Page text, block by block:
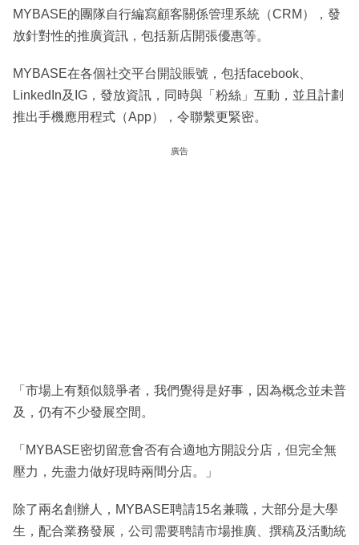
MYBASE的團隊自行編寫顧客關係管理系統（CRM），發
放針對性的推廣資訊，包括新店開張優惠等。
MYBASE在各個社交平台開設賬號，包括facebook、
LinkedIn及IG，發放資訊，同時與「粉絲」互動，並且計劃
推出手機應用程式（App），令聯繫更緊密。
廣告
「市場上有類似競爭者，我們覺得是好事，因為概念並未普
及，仍有不少發展空間。
「MYBASE密切留意會否有合適地方開設分店，但完全無
壓力，先盡力做好現時兩間分店。」
除了兩名創辦人，MYBASE聘請15名兼職，大部分是大學
生，配合業務發展，公司需要聘請市場推廣、撰稿及活動統